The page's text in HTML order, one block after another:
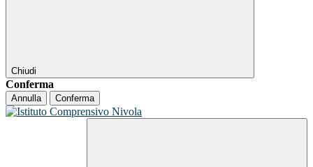
Chiudi
Conferma
Annulla Conferma